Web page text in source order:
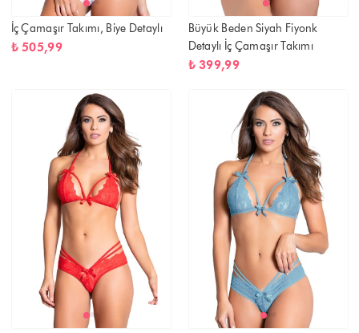
İç Çamaşır Takımı, Biye Detaylı
₺ 505,99
Büyük Beden Siyah Fiyonk
Detaylı İç Çamaşır Takımı
₺ 399,99